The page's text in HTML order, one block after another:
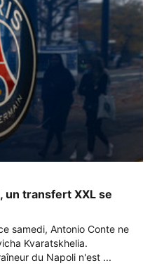
un transfert XXL se
samedi, Antonio Conte ne
Kvaratskhelia.
du Napoli n'est ...